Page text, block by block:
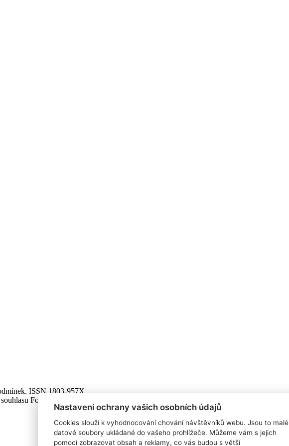
ISSN 1803-957X
Focus Agency, s.r.o. zakázáno.
Nastavení ochrany vašich osobních údajů
Cookies slouží k vyhodnocování chování návštěvníků webu. Jsou to malé
datové soubory ukládané do vašeho prohlížeče. Můžeme vám s jejich
pomocí zobrazovat obsah a reklamy, co vás budou s větší